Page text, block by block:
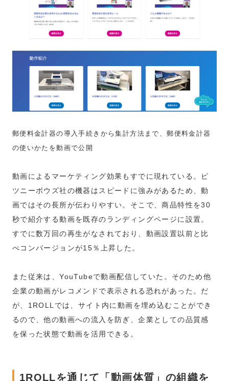
郵便料金計器の導入手続きから集計方法まで、郵便料金計器
の使いかたを動画で公開
動画によるマーケティング効果もすでに現れている。ピ
ツニーボウズ社の機器はスピードに強みがあるため、動
画ではその長所が伝わりやすい。そこで、商品特性を30
秒で紹介する動画を既存のランディングページに設置。
すでに数万回の再生がなされており、動画設置以前と比
べコンバージョンが15％上昇した。
また従来は、YouTubeで動画配信していた。そのため他
企業の動画がレコメンドで表示される恐れがあった。だ
が、1ROLLでは、サイト内に動画を埋め込むことができ
るので、他の動画への流入を防ぎ、企業としての品質感
を保った状態で動画を活用できる。
1ROLLを通じて「動画体質」の組織を